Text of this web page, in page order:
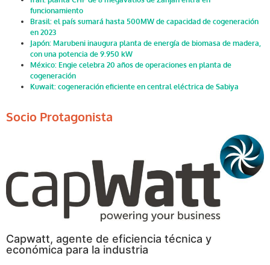
funcionamiento
Brasil: el país sumará hasta 500MW de capacidad de cogeneración
en 2023
Japón: Marubeni inaugura planta de energía de biomasa de madera,
con una potencia de 9.950 kW
México: Engie celebra 20 años de operaciones en planta de
cogeneración
Kuwait: cogeneración eficiente en central eléctrica de Sabiya
Socio Protagonista
Capwatt, agente de eficiencia técnica y
económica para la industria